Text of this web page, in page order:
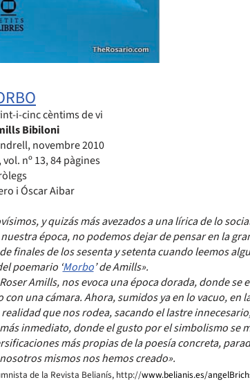
i-cinc cèntims de vi
Bibiloni
novembre 2010
nº 13, 84 pàgines
i Óscar Aibar
y quizás más avezados a una lírica de lo
época, no podemos dejar de pensar en la
finales de los sesenta y setenta cuando leemos
poemario ‘Morbo’ de Amills».
Amills, nos evoca una época dorada, donde se
una cámara. Ahora, sumidos ya en lo vacuo, en
que nos rodea, sacando el lastre
inmediato, donde el gusto por el simbolismo se
más propias de la poesía concreta,
mismos nos hemos creado».
de la Revista Belianís, http://www.belianis.es/